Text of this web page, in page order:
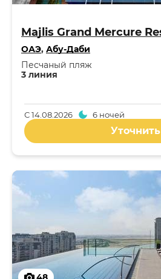
ОАЭ, Абу-Даби
3 линия
Песчаный пляж
С14.08.2026 6 ночей
Уточнить